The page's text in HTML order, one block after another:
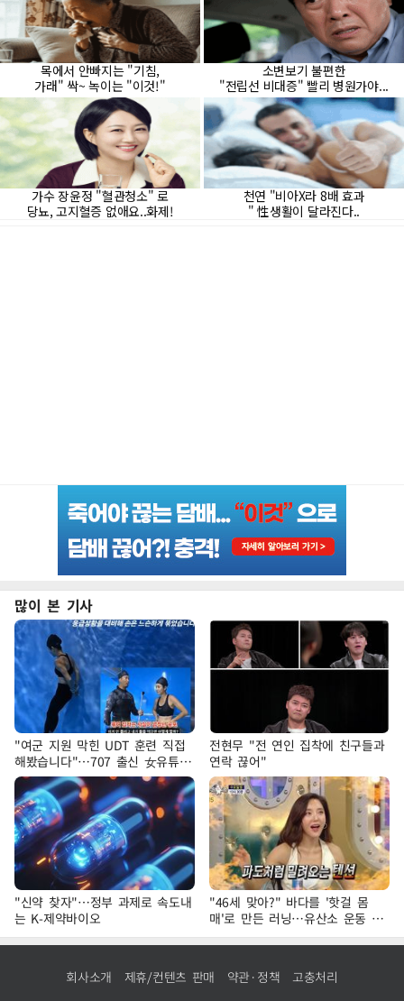
많이 본 기사
"여군 지원 막힌 UDT 훈련 직접
해봤습니다"…707 출신 女유튜버
'완벽 소화'
전현무 "전 연인 집착에 친구들과
연락 끊어"
"신약 찾자"…정부 과제로 속도내
는 K-제약바이오
"46세 맞아?" 바다를 '핫걸 몸
매'로 만든 러닝…유산소 운동 효
과 '톡톡'
회사소개 제휴/컨텐츠 판매 약관·정책 고충처리